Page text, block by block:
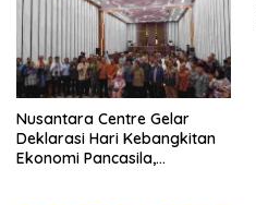
Nusantara Centre Gelar
Deklarasi Hari Kebangkitan
Ekonomi Pancasila,